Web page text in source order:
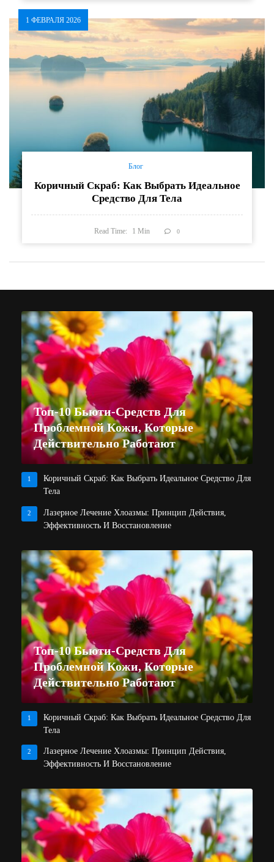
1 ФЕВРАЛЯ 2026
Блог
Коричный Скраб: Как Выбрать Идеальное
Средство Для Тела
Read Time: 1Min 0
Топ-10 Бьюти-Средств Для
Проблемной Кожи, Которые
Действительно Работают
1
Коричный Скраб: Как Выбрать Идеальное Средство Для
Тела
2
Лазерное Лечение Хлоазмы: Принцип Действия,
Эффективность И Восстановление
Топ-10 Бьюти-Средств Для
Проблемной Кожи, Которые
Действительно Работают
1
Коричный Скраб: Как Выбрать Идеальное Средство Для
Тела
2
Лазерное Лечение Хлоазмы: Принцип Действия,
Эффективность И Восстановление